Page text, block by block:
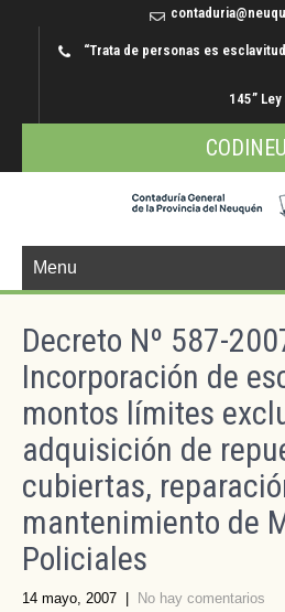
“Trata de personas es
145”
CODINEU
Menu
Decreto Nº 587-
Incorporación de
montos límites
adquisición de
cubiertas,
mantenimiento de
Policiales
14 mayo, 2007 No hay comentarios